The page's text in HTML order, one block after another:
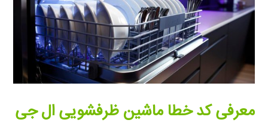
معرفی کد خطا ماشین ظرفشویی ال جی